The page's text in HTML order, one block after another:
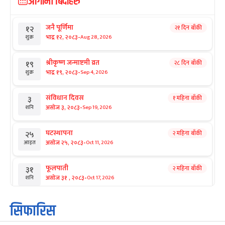
१२
शुक्र
जनै पूर्णिमा
भाद्र १२, २०८३-Aug 28, 2026
२१ दिन बाँकी
१९
शुक्र
श्रीकृष्ण जन्माष्टमी व्रत
भाद्र १९, २०८३-Sep 4, 2026
२८ दिन बाँकी
३
शनि
संविधान दिवस
असोज ३, २०८३-Sep 19, 2026
१ महिना बाँकी
२५
आइत
घटस्थापना
असोज २५, २०८३-Oct 11, 2026
२ महिना बाँकी
३१
शनि
फूलपाती
असोज ३१ , २०८३-Oct 17, 2026
२ महिना बाँकी
१
आइत
कार्तिक सङ्क्रान्ति
कार्तिक १, २०८३
सिफारिस